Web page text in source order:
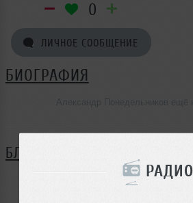
0
ЛИЧНОЕ СООБЩЕНИЕ
БИОГРАФИЯ
БЛОГ